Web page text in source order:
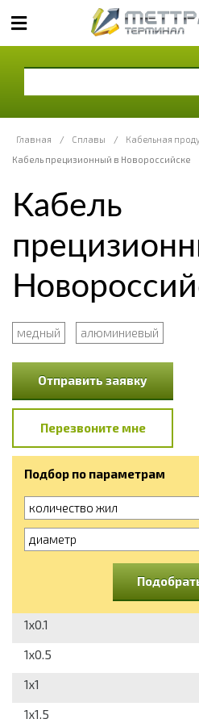
Главная / Сплавы / Кабельная
Кабель прецизионный в Новороссийске
Кабель
медный алюминиевый
Отправить заявку
Перезвоните мне
Подбор по параметрам
количество жил
диаметр
1x0.1
1x0.5
1x1
1x1.5